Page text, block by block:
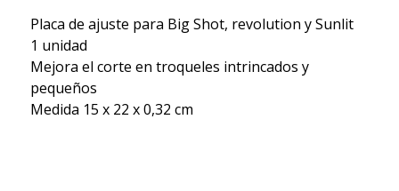
Placa de ajuste para Big Shot, revolution y Sunlit
1 unidad
Mejora el corte en troqueles intrincados y
pequeños
Medida 15 x 22 x 0,32 cm